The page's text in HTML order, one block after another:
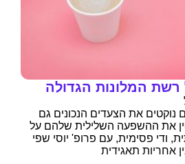
המלונות הגדולה
נוקטים את הצעדים הנכונים גם
את ההשפעה השלילית שלהם על
ודי פסימית, עם פרופ' יוסי שפי
אחריות תאגידית